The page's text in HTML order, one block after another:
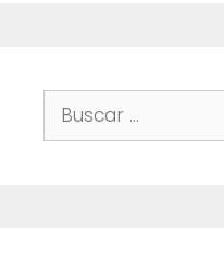
Buscar: